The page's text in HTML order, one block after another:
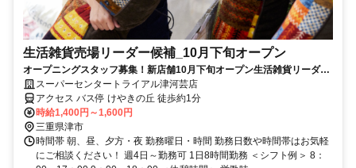
生活雑貨売場リーダー候補_10月下旬オープン
オープニングスタッフ募集！新店舗10月下旬オープン生活雑貨リーダー
候補募集※業務経験要
スーパーセンタートライアル津河芸店
アクセス バス停 けやきの丘 徒歩約1分
時給1,400円～1,600円
三重県津市
時間帯 朝、昼、夕方・夜 勤務曜日・時間 勤務日数や時間帯はお気軽
にご相談ください！ 週4日～勤務可 1日8時間勤務 ＜シフト例＞ 8：